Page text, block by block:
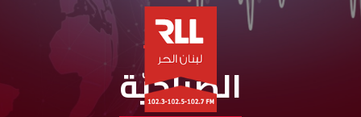
نشرات الأخبار
الصباحيّة